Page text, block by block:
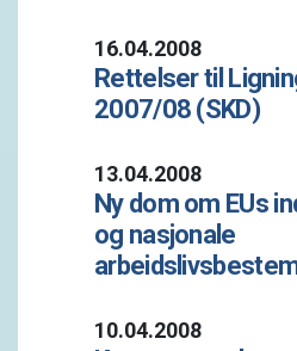
16.04.2008
Rettelser til
2007/08 (SKD)
13.04.2008
Ny dom om EUs
og nasjonale
10.04.2008